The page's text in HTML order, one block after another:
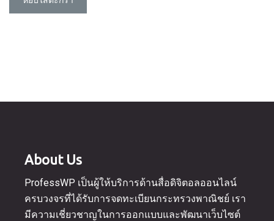
About Us
ProfessWP เป็นผู้ให้บริการด้านสื่อดิจิตอลออนไลน์
ครบวงจรที่ได้รับการจดทะเบียนกระทรวงพาณิชย์ เรา
มีความเชี่ยวชาญในการออกแบบและพัฒนาเว็บไซต์